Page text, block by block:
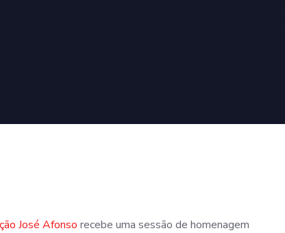
José Afonso recebe uma sessão de homenagem